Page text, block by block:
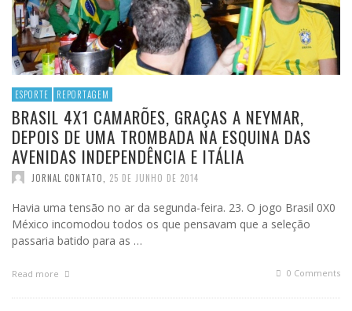
ESPORTE REPORTAGEM
BRASIL 4X1 CAMARÕES, GRAÇAS A NEYMAR,
DEPOIS DE UMA TROMBADA NA ESQUINA DAS
AVENIDAS INDEPENDÊNCIA E ITÁLIA
JORNAL CONTATO 25 DE JUNHO DE 2014
Havia uma tensão no ar da segunda-feira. 23. O jogo Brasil 0X0
México incomodou todos os que pensavam que a seleção
passaria batido para as …
Read more 0 Comments